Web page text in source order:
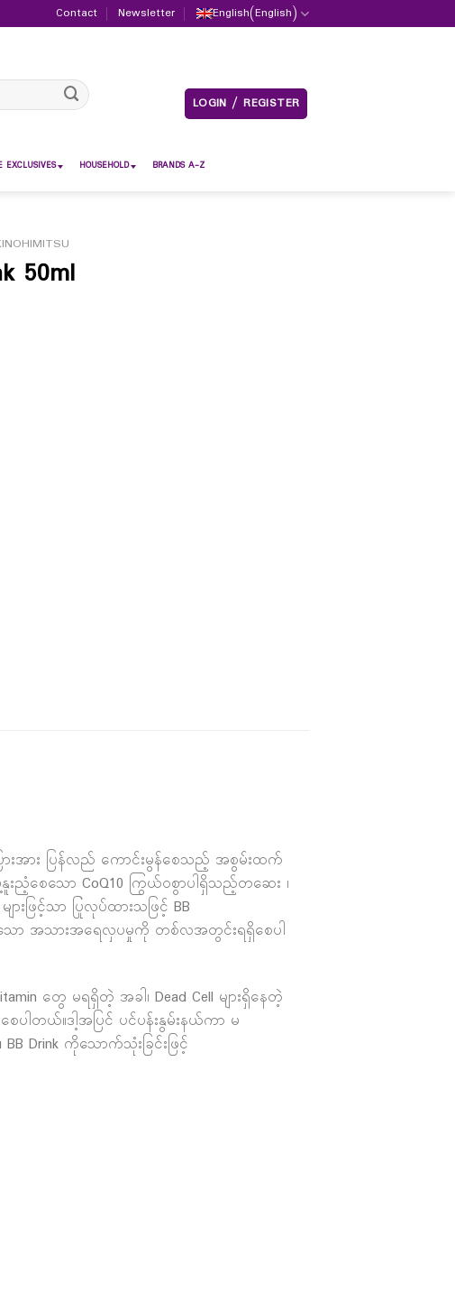
Contact Newsletter English(English)
LOGIN / REGISTER
EXCLUSIVES HOUSEHOLD BRANDS A-Z
50ml
ားအား ပြန်လည် ကောင်းမွန်စေသည့် အစွမ်းထက်
ညံ့စေသော CoQ10 ကြွယ်ဝစွာပါရှိသည့်တဆေး ၊
ဖြင့်သာ ပြုလုပ်ထားသဖြင့် BB
သော အသားအရေလှပမှုကို တစ်လအတွင်းရရှိစေပါ
တွေ မရရှိတဲ့ အခါ၊ Dead Cell များရှိနေတဲ့
ါတယ်။ဒါ့အပြင် ပင်ပန်းနွမ်းနယ်ကာ မ
Drink ကိုသောက်သုံးခြင်းဖြင့်